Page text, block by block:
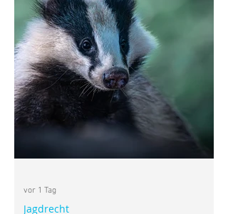
Jagdrecht
vor 1 Tag